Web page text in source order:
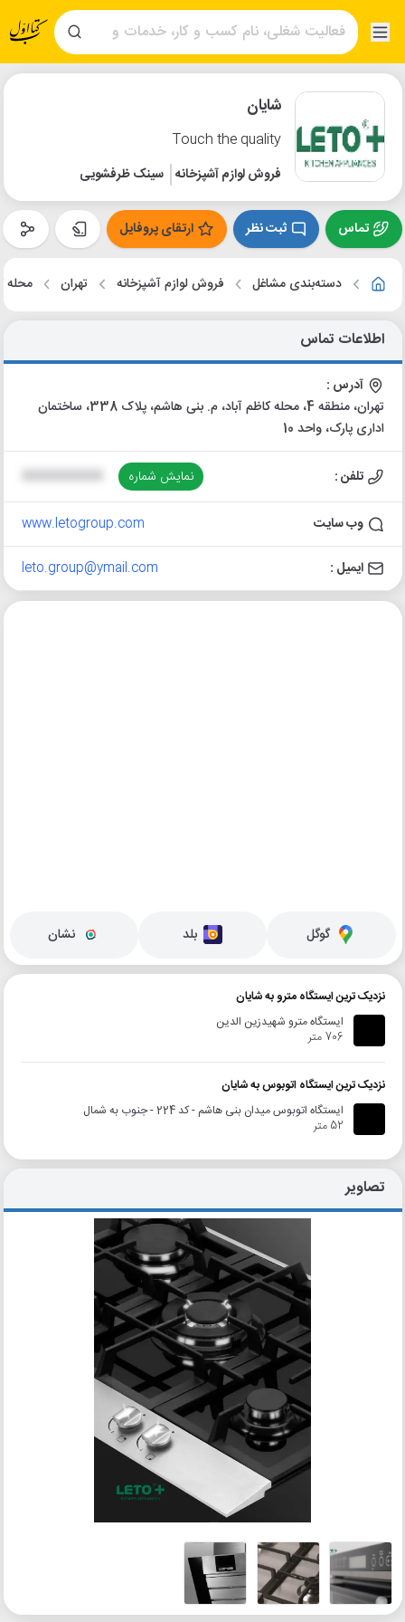
شایان
Touch the quality
فروش لوازم آشپزخانه سینک ظرفشویی
تماس ثبت نظر ارتقای پروفایل
دسته‌بندی مشاغل فروش لوازم آشپزخانه تهران محله
اطلاعات تماس
آدرس :
تهران، منطقه 4، محله کاظم آباد، م. بنی هاشم، پلاک 338، ساختمان
اداری پارک، واحد 10
تلفن : نمایش شماره
وب سایت www.letogroup.com
ایمیل : leto.group@ymail.com
گوگل بلد نشان
نزدیک ترین ایستگاه مترو به شایان
ایستگاه مترو شهیدزین الدین
706 متر
نزدیک ترین ایستگاه اتوبوس به شایان
ایستگاه اتوبوس میدان بنی هاشم - کد 224 - جنوب به شمال
52 متر
تصاویر